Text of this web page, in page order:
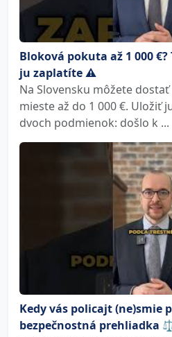
Bloková pokuta až 1 000
ju zaplatíte ⚠️
Na Slovensku môžete
mieste až do 1 000 €. Uložiť
dvoch podmienok: došlo k ...
Kedy vás policajt (ne)smie
bezpečnostná prehliadka